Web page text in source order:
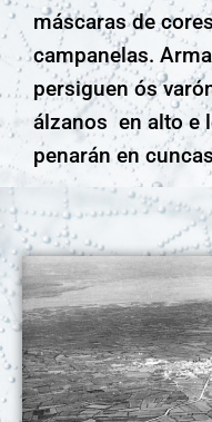
máscaras de
campanelas.
persiguen ós
álzanos en alto e
penarán en